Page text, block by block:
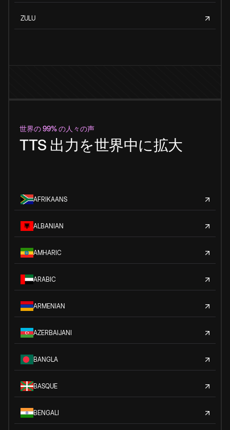
ZULU
世界の 99% の人々の声
TTS 出力を世界中に拡大
AFRIKAANS
ALBANIAN
AMHARIC
ARABIC
ARMENIAN
AZERBAIJANI
BANGLA
BASQUE
BENGALI